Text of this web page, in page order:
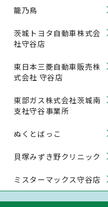
籠乃鳥
茨城トヨタ自動車株式会
社守谷店
東日本三菱自動車販売株
式会社 守谷店
東部ガス株式会社茨城南
支社守谷事業所
ぬくとばっこ
貝塚みずき野クリニック
ミスターマックス守谷店